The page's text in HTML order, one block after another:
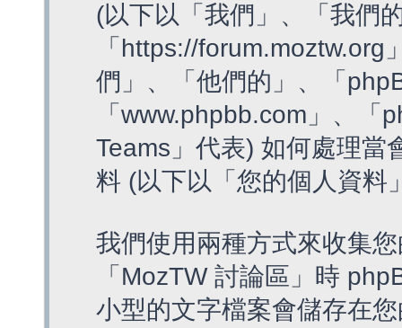
(以下以「我們」、「我們
「https://
們」、「他們的」、「
「www.phpbb.com」、
Teams」代表) 如何處理當
料 (以下以「您的個人資料
我們使用兩種方式來收集
「MozTW 討論區」時
小型的文字檔案會儲存在